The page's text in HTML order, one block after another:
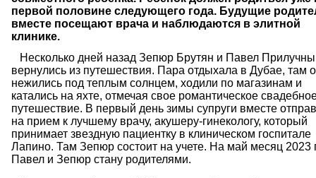
первой половине следующего года. Будущие
вместе посещают врача и наблюдаются в элитной
клинике.
Несколько дней назад Зепюр Брутян и Павел
вернулись из путешествия. Пара отдыхала в Дубае, там
нежились под теплым солнцем, ходили по магазинам и
катались на яхте, отмечая свое романтическое
путешествие. В первый день зимы супруги вместе
на прием к лучшему врачу, акушеру-гинекологу, который
принимает звездную пациентку в клиническом госпитале
Лапино. Там Зепюр состоит на учете. На май месяц 2023
Павел и Зепюр стану родителями.